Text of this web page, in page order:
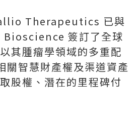
Therapeutics 已與
簽訂了全球
其腫瘤學領域的多重配
關智慧財產權及渠道資產
股權、潛在的里程碑付